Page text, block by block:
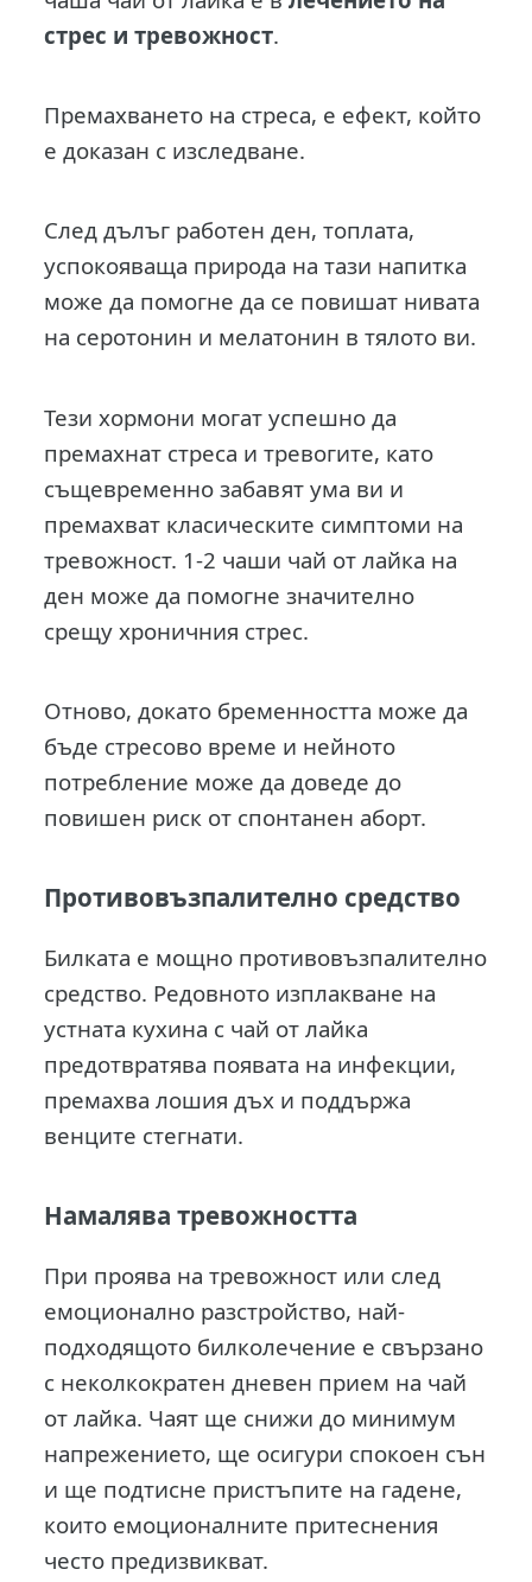
стрес и тревожност.
Премахването на стреса, е ефект, който
е доказан с изследване.
След дълъг работен ден, топлата,
успокояваща природа на тази напитка
може да помогне да се повишат нивата
на серотонин и мелатонин в тялото ви.
Тези хормони могат успешно да
премахнат стреса и тревогите, като
същевременно забавят ума ви и
премахват класическите симптоми на
тревожност. 1-2 чаши чай от лайка на
ден може да помогне значително
срещу хроничния стрес.
Отново, докато бременността може да
бъде стресово време и нейното
потребление може да доведе до
повишен риск от спонтанен аборт.
Противовъзпалително средство
Билката е мощно противовъзпалително
средство. Редовното изплакване на
устната кухина с чай от лайка
предотвратява появата на инфекции,
премахва лошия дъх и поддържа
венците стегнати.
Намалява тревожността
При проява на тревожност или след
емоционално разстройство, най-
подходящото билколечение е свързано
с неколкократен дневен прием на чай
от лайка. Чаят ще снижи до минимум
напрежението, ще осигури спокоен сън
и ще подтисне пристъпите на гадене,
които емоционалните притеснения
често предизвикват.